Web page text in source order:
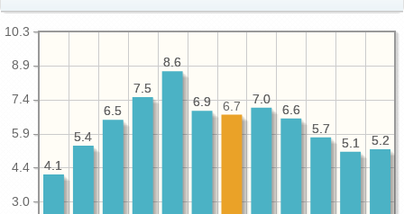
3.0
4.4
5.9
7.4
8.9
10.3
5.2
5.1
5.7
6.6
7.0
6.9
8.6
7.5
6.5
5.4
4.1
5.2
5.1
5.7
6.6
7.0
6.7
6.9
8.6
7.5
6.5
5.4
4.1